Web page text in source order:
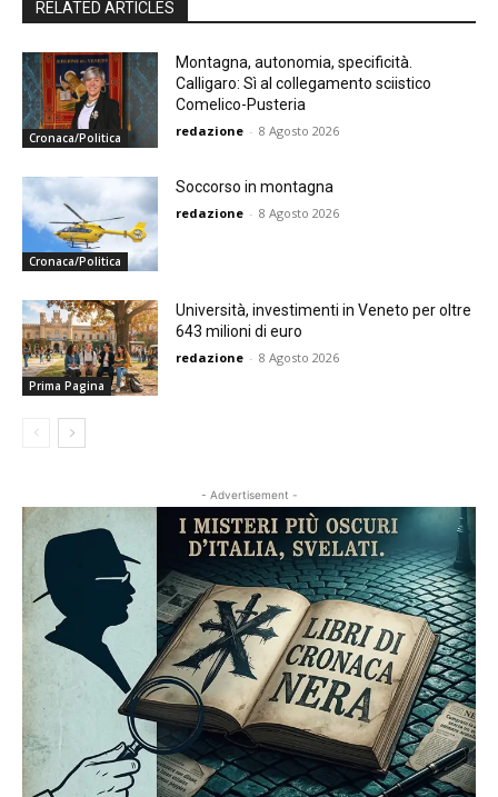
RELATED ARTICLES
Cronaca/Politica
Montagna, autonomia, specificità.
Calligaro: Sì al collegamento sciistico
Comelico-Pusteria
redazione - 8 Agosto 2026
Cronaca/Politica
Soccorso in montagna
redazione - 8 Agosto 2026
Prima Pagina
Università, investimenti in Veneto per oltre
643 milioni di euro
redazione - 8 Agosto 2026
- Advertisement -